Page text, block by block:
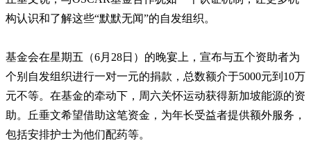
构认识和了解这些“默默无闻”的自发组织。
基金会在星期五（6月28日）的晚宴上，宣布与五个资助者为
个别自发组织进行一对一元的捐款，总数额介于5000元到10万
元不等。在基金的牵动下，周六关怀运动获得新加坡能源的资
助。丘垂文希望借助这笔资金，为年长受益者提供额外服务，
包括安排护士为他们配药等。